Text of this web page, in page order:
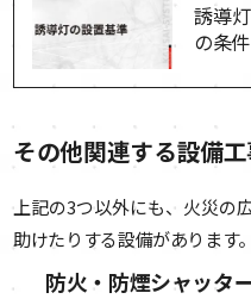
誘導
の条
その他関連する設備
上記の3つ以外にも、火災の
助けたりする設備があります。
防火・防煙シャッタ